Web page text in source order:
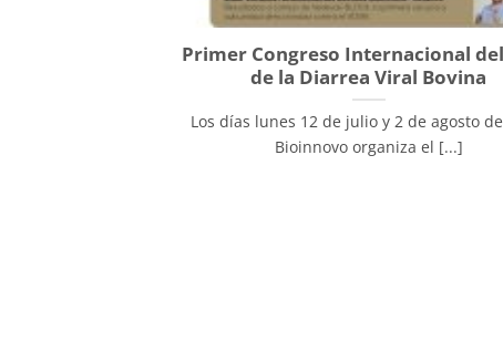
Primer Congreso Internacional
de la Diarrea Viral Bovina
Los días lunes 12 de julio y 2 de agosto
Bioinnovo organiza el [...]